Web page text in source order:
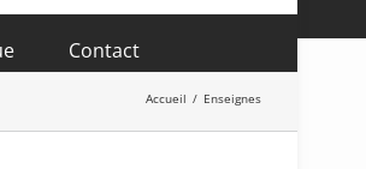
Contact
Accueil / Enseignes